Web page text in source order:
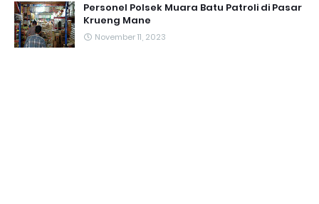
Personel Polsek Muara Batu Patroli di Pasar
Krueng Mane
November 11, 2023